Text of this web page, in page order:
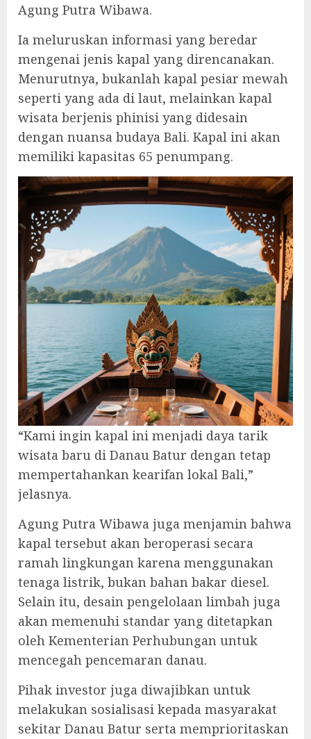
Agung Putra Wibawa.
Ia meluruskan informasi yang beredar
mengenai jenis kapal yang direncanakan.
Menurutnya, bukanlah kapal pesiar mewah
seperti yang ada di laut, melainkan kapal
wisata berjenis phinisi yang didesain
dengan nuansa budaya Bali. Kapal ini akan
memiliki kapasitas 65 penumpang.
“Kami ingin kapal ini menjadi daya tarik
wisata baru di Danau Batur dengan tetap
mempertahankan kearifan lokal Bali,”
jelasnya.
Agung Putra Wibawa juga menjamin bahwa
kapal tersebut akan beroperasi secara
ramah lingkungan karena menggunakan
tenaga listrik, bukan bahan bakar diesel.
Selain itu, desain pengelolaan limbah juga
akan memenuhi standar yang ditetapkan
oleh Kementerian Perhubungan untuk
mencegah pencemaran danau.
Pihak investor juga diwajibkan untuk
melakukan sosialisasi kepada masyarakat
sekitar Danau Batur serta memprioritaskan